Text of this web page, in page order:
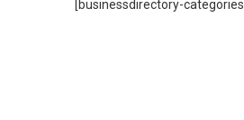
[businessdirectory-categories]